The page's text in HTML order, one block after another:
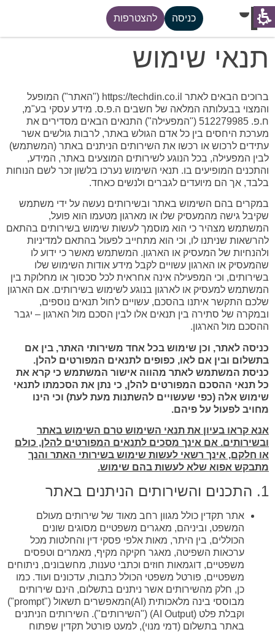
כניסה להצטרפות
תנאי שימוש
ברוכים הבאים לאתר https://techdin.co.il ("האתר") המופעל
והמצוי בבעלותה המלאה של חשבים ה.פ.ס. מידע עסקי בע"מ,
ח.פ. 512279985 ("המפעילה") התנאים הבאים מסדירים את
מערכת היחסים בין כל אדם הגולש באתר, לרבות גולשים אשר
עתידים לרכוש או רכשו את השירותים הניתנים באתר (המשתמש)
לבין המפעילה, בכל הנוגע לשירותים המוצעים באתר, המידע,
והתכנים המופיעים בו. תנאי השימוש נערכו בלשון זכר לשם הנוחות
בלבד, אך הם מיועדים לגברים ולנשים כאחד.
במקרים בהם השימוש באתר ובשירותים נעשה על ידי משתמש
שקיבל גישה מהמעסיק שלו או מארגון מטעמו הוא פועל,
המשתמש מצהיר כי הוא מוסמך לעשות שימוש בשירותים בהתאם
להרשאות שניתנו לו, וכי הוא מתחייב לפעול בהתאם למדיניות
ולהנחיות של המעסיק או הארגון. המשתמש מאשר כי ידוע לו
שהמעסיק או הארגון עשויים לקבל מידע אודות השימוש שלו
בשירותים, וכי המפעילה אינה אחראית לכל סכסוך או מחלוקת בין
המשתמש למעסיק או לארגון בנוגע לשימוש בשירותים. אם הארגון
שלכם התקשר איתנו בהסכם, עשויים לחול תנאים נוספים,
ובמקרה של סתירה בין תנאים אלו לבין הסכם מול הארגון – יגבר
ההסכם מול הארגון.
כניסה לאתר, וכן שימוש בכל אחד משירותי האתר, בין אם
בתשלום ובין אם לאו, כפופים לתנאים המפורטים להלן.
כניסת המשתמש לאתר מהווה אישור המשתמש כי קרא את
כל תנאי ההסכם המפורטים להלן, כי נתן את הסכמתו לתנאי
שימוש אלה (כפי שעשויים להשתנות מעת לעת) וכי הינו
מחויב לפעול על פיהם.
אנא קראו בעיון את תנאי השימוש טרם השימוש באתר
ובשירותים. אם אינך מסכים לתנאים המפורטים להלן, כולם
או חלקם, אינך רשאי לעשות שימוש בשירותי האתר והנך
מתבקש אפוא שלא לעשות בהם שימוש.
1. התכנים והשירותים הניתנים באתר
אתר תקדין כולל מגוון רחב מאוד של שירותים מעולם
המשפט, וביניהם, מאגרים משפטיים מסוגים שונים
הכוללים, בין היתר, מאות אלפי פסקי דין והחלטות מכל
ערכאות השפיטה, מאגר חקיקה מקיף, מאמרים וטפסים
משפטיים, דוגמאות חוזים וכתבי טענות, מחשבונים, ניתוחים
משפטיים, פורטל משפטי הכולל כתבות, עדכונים ועוד. כמו
כן, חלק מהשירותים אשר ניתנים בתשלום, הינם שירותים
מבוססי בינה מלאכותית (AI)המאפשרים תשאול ("prompt")
וקבלת פלט (AI Output) ("השירותים"). השירותים הניתנים
באתר בתשלום (דמי מנוי), למעט פורטל תקדין שפתוח